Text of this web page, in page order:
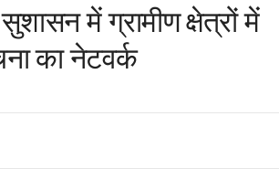
में ग्रामीण क्षेत्रों में
का नेटवर्क